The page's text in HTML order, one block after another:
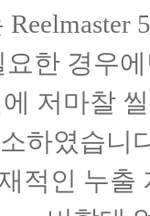
요한 경우
저마찰
하였습니
적인 누